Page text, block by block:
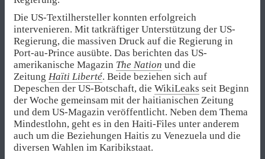
Die US-Textilhersteller konnten erfolgreich
intervenieren. Mit tatkräftiger Unterstützung der US-
Regierung, die massiven Druck auf die Regierung in
Port-au-Prince ausübte. Das berichten das US-
amerikanische Magazin The Nation und die
Zeitung Haïti Liberté. Beide beziehen sich auf
Depeschen der US-Botschaft, die WikiLeaks seit Beginn
der Woche gemeinsam mit der haitianischen Zeitung
und dem US-Magazin veröffentlicht. Neben dem Thema
Mindestlohn, geht es in den Haiti-Files unter anderem
auch um die Beziehungen Haitis zu Venezuela und die
diversen Wahlen im Karibikstaat.